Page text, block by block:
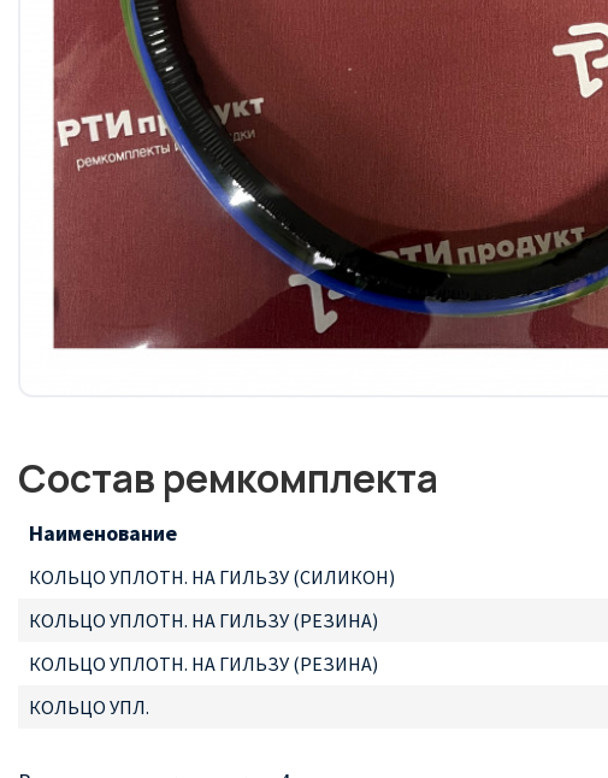
Состав ремкомплекта
Наименование
КОЛЬЦО УПЛОТН. НА ГИЛЬЗУ (СИЛИКОН)
КОЛЬЦО УПЛОТН. НА ГИЛЬЗУ (РЕЗИНА)
КОЛЬЦО УПЛОТН. НА ГИЛЬЗУ (РЕЗИНА)
КОЛЬЦО УПЛ.